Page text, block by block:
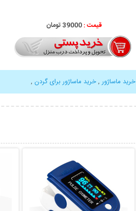
قیمت :39000 تومان
خرید ماساژور ,خرید ماساژور برای گردن ,